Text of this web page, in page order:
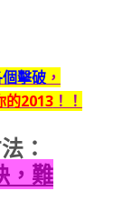
擊破，
的2013！！
：
，難